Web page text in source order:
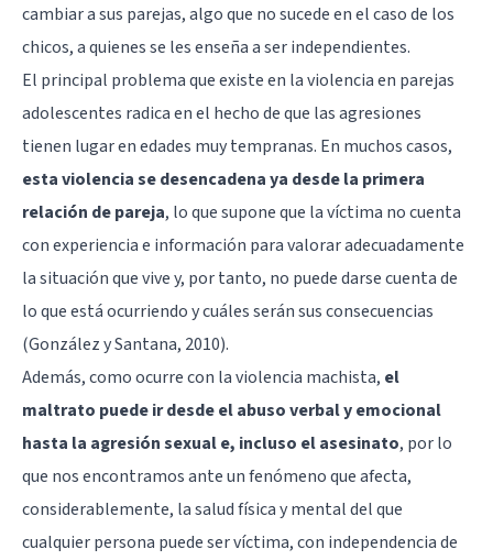
cambiar a sus parejas, algo que no sucede en el caso de los
chicos, a quienes se les enseña a ser independientes.
El principal problema que existe en la violencia en parejas
adolescentes radica en el hecho de que las agresiones
tienen lugar en edades muy tempranas. En muchos casos,
esta violencia se desencadena ya desde la primera
relación de pareja, lo que supone que la víctima no cuenta
con experiencia e información para valorar adecuadamente
la situación que vive y, por tanto, no puede darse cuenta de
lo que está ocurriendo y cuáles serán sus consecuencias
(González y Santana, 2010).
Además, como ocurre con la violencia machista, el
maltrato puede ir desde el abuso verbal y emocional
hasta la agresión sexual e, incluso el asesinato, por lo
que nos encontramos ante un fenómeno que afecta,
considerablemente, la salud física y mental del que
cualquier persona puede ser víctima, con independencia de